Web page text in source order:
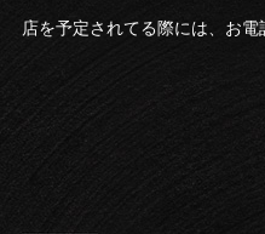
店を予定されてる際には、お電